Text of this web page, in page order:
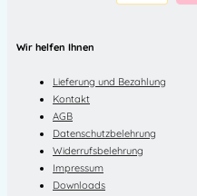
Wir helfen Ihnen
Lieferung und Bezahlung
Kontakt
AGB
Datenschutzbelehrung
Widerrufsbelehrung
Impressum
Downloads